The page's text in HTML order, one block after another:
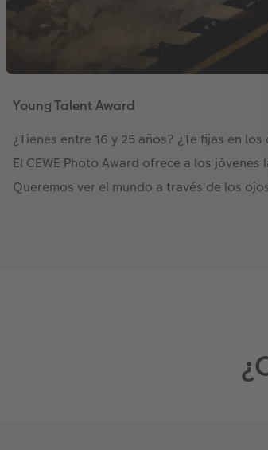
Young Talent Award
¿Tienes entre 16 y 25 años? ¿Te fijas en
El CEWE Photo Award ofrece a los
Queremos ver el mundo a través de los